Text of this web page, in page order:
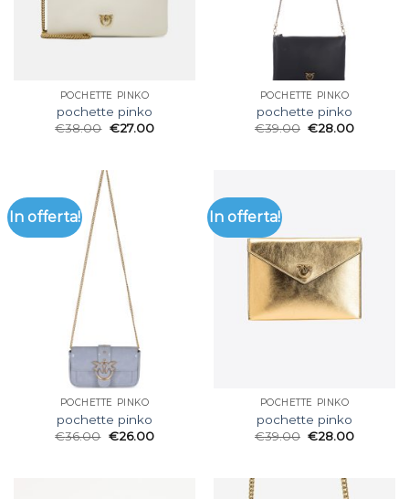
POCHETTE PINKO
pochette pinko
€38.00 €27.00
POCHETTE PINKO
pochette pinko
€39.00 €28.00
In offerta!
POCHETTE PINKO
pochette pinko
€36.00 €26.00
In offerta!
POCHETTE PINKO
pochette pinko
€39.00 €28.00